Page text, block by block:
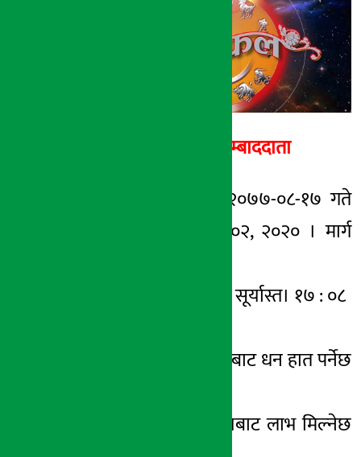
अर्थ सरोकार सम्बाददाता
काठमाडौँ । मिति २०७७-०८-१७ गते
बुधबार । डिसेम्बर ०२, २०२० । मार्ग
सूर्योदय । ०६ : ३७ । सूर्यास्त। १७ : ०८
मेष – नसोचेको ठाउँबाट धन हात पर्नेछ
वृष –व्यापार व्यसायबाट लाभ मिल्नेछ